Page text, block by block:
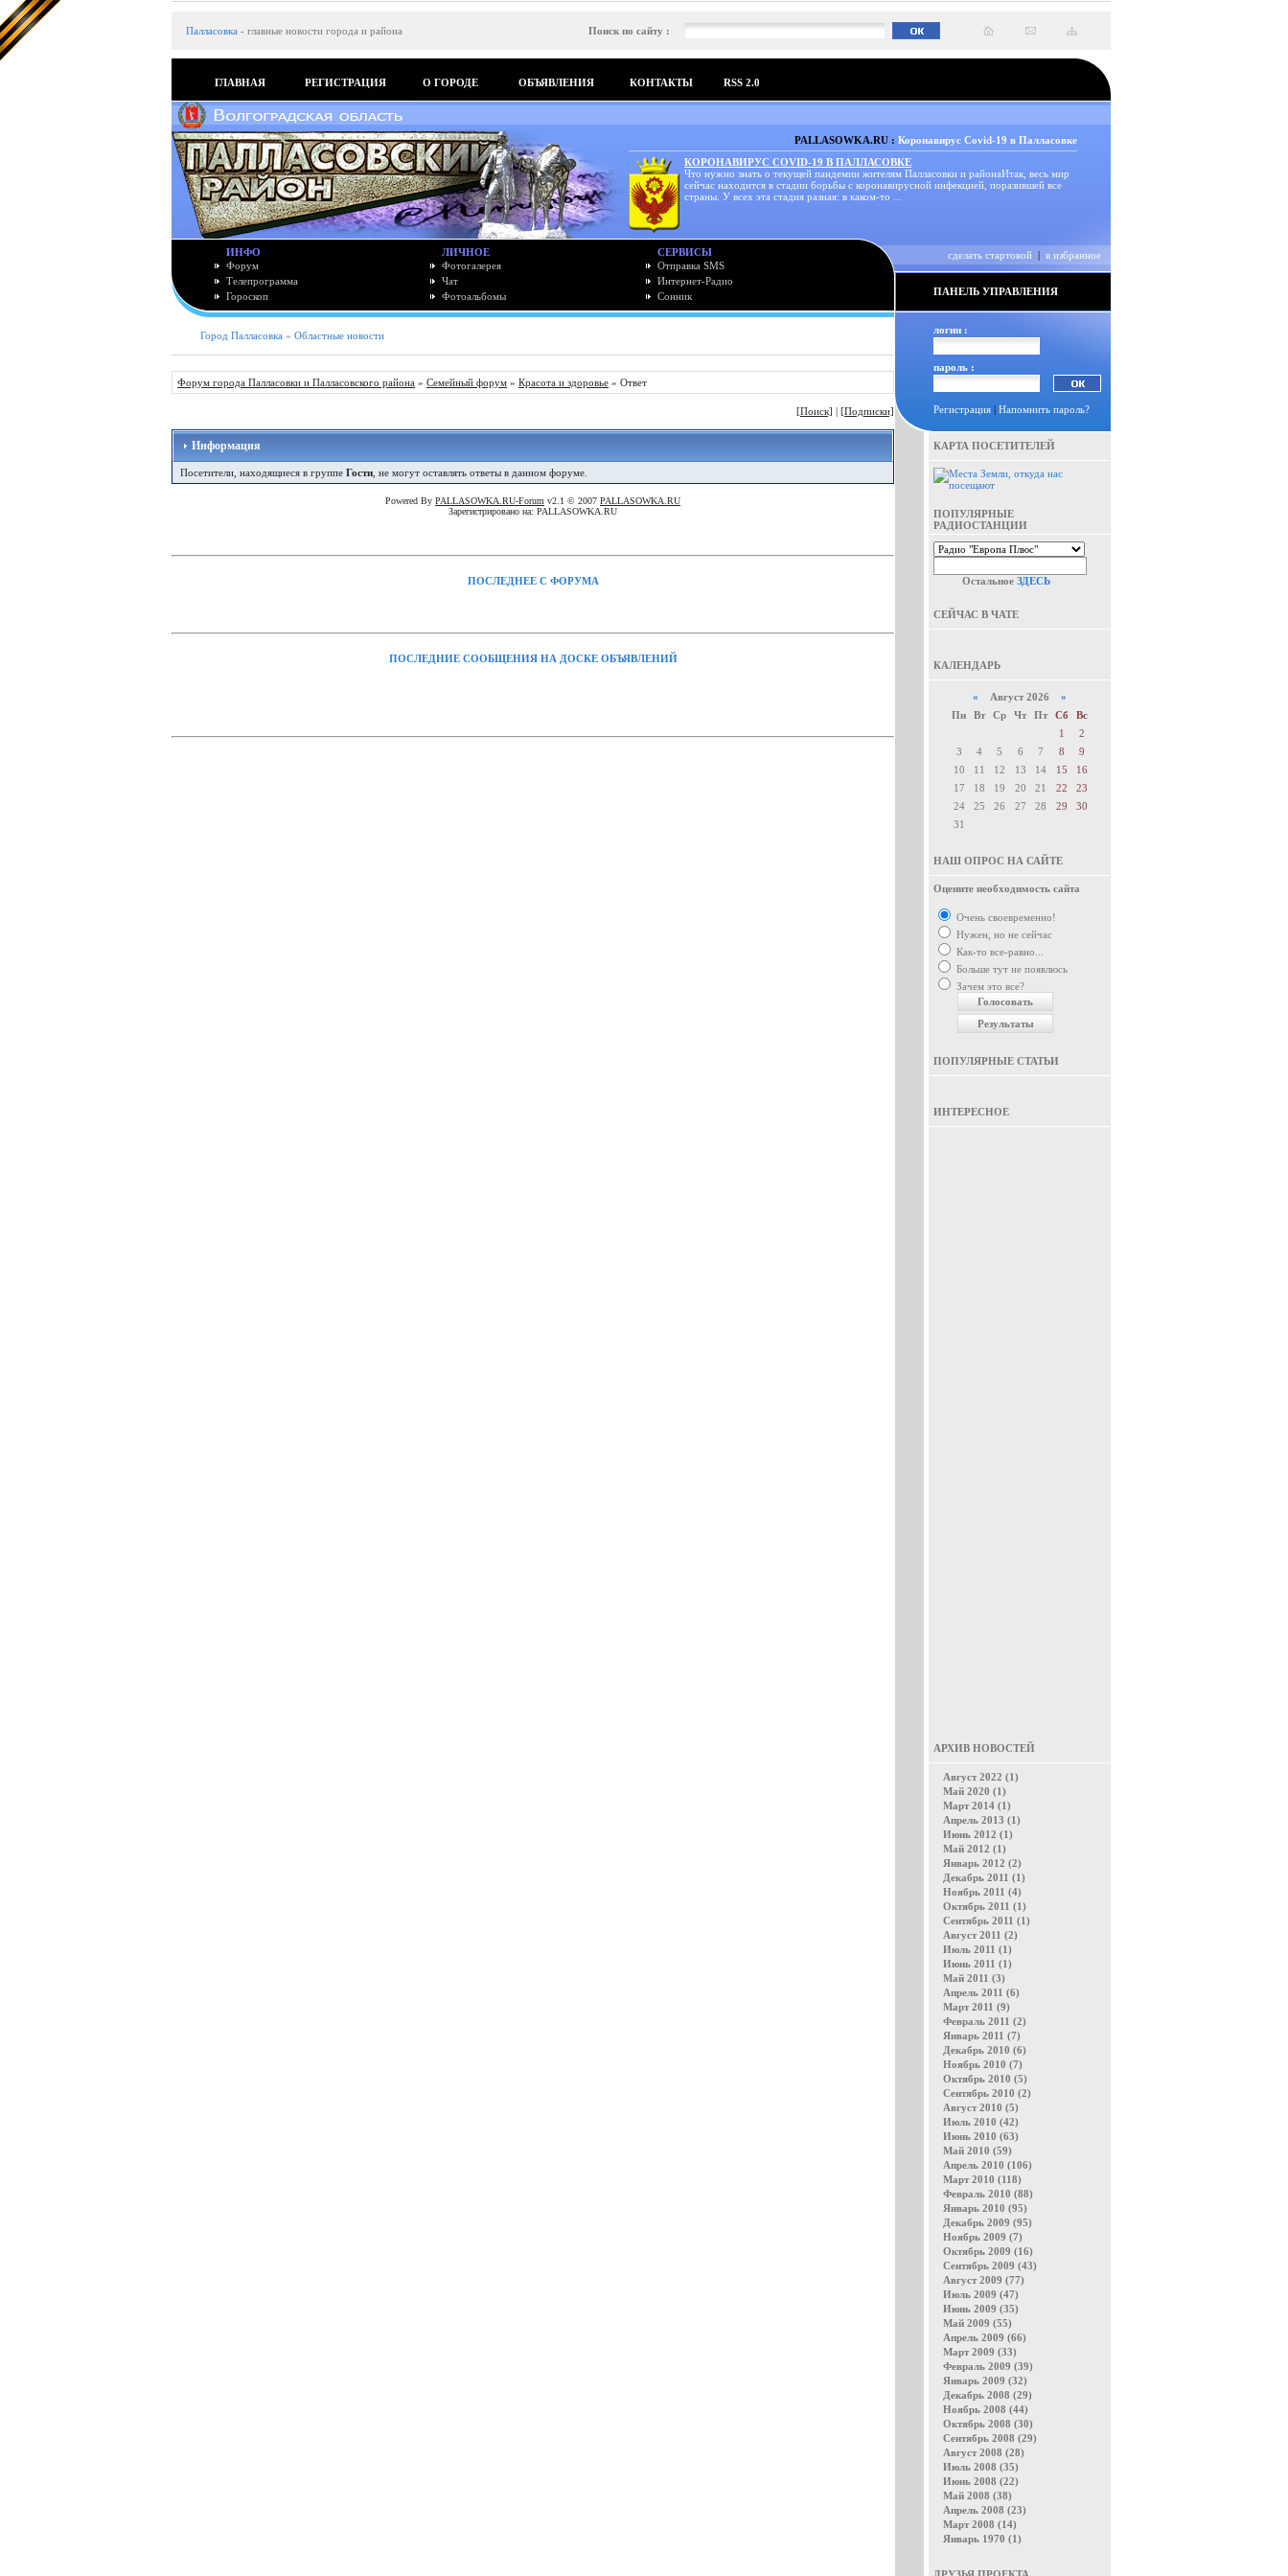
Палласовка - главные новости города и района Поиск по сайту :
ГЛАВНАЯ РЕГИСТРАЦИЯ О ГОРОДЕ ОБЪЯВЛЕНИЯ КОНТАКТЫ RSS 2.0
PALLASOWKA.RU : Коронавирус Covid-19 в Палласовке
КОРОНАВИРУС COVID-19 В ПАЛЛАСОВКЕ
Что нужно знать о текущей пандемии жителям Палласовки и районаИтак, весь мир
сейчас находится в стадии борьбы с коронавирусной инфекцией, поразившей все
страны. У всех эта стадия разная: в каком-то ...
ИНФО
Форум
Телепрограмма
Гороскоп
ЛИЧНОЕ
Фотогалерея
Чат
Фотоальбомы
СЕРВИСЫ
Отправка SMS
Интернет-Радио
Сонник
сделать стартовой | в избранное
ПАНЕЛЬ УПРАВЛЕНИЯ
Город Палласовка » Областные новости
Форум города Палласовки и Палласовского района » Семейный форум » Красота и здоровье » Ответ
[Поиск] | [Подписки]
Информация
Посетители, находящиеся в группе Гости , не могут оставлять ответы в данном форуме.
Powered By PALLASOWKA.RU-Forum v2.1 © 2007 PALLASOWKA.RU
Зарегистрировано на: PALLASOWKA.RU
ПОСЛЕДНЕЕ С ФОРУМА
ПОСЛЕДНИЕ СООБЩЕНИЯ НА ДОСКЕ ОБЪЯВЛЕНИЙ
логин :
пароль :
Регистрация | Напомнить пароль?
КАРТА ПОСЕТИТЕЛЕЙ
ПОПУЛЯРНЫЕ
РАДИОСТАНЦИИ
Остальное ЗДЕСЬ
СЕЙЧАС В ЧАТЕ
КАЛЕНДАРЬ
« Август 2026 »
Пн
Вт Ср Чт Пт Сб
Вс
1
2
3
4 5 6 7 8
9
10
11 12 13 14 15
16
17
18 19 20 21 22
23
24
25 26 27 28 29
30
31
НАШ ОПРОС НА САЙТЕ
Оцените необходимость сайта
Очень своевременно!
Нужен, но не сейчас
Как-то все-равно...
Больше тут не появлюсь
Зачем это все?
ПОПУЛЯРНЫЕ СТАТЬИ
ИНТЕРЕСНОЕ
АРХИВ НОВОСТЕЙ
Август 2022 (1)
Май 2020 (1)
Март 2014 (1)
Апрель 2013 (1)
Июнь 2012 (1)
Май 2012 (1)
Январь 2012 (2)
Декабрь 2011 (1)
Ноябрь 2011 (4)
Октябрь 2011 (1)
Сентябрь 2011 (1)
Август 2011 (2)
Июль 2011 (1)
Июнь 2011 (1)
Май 2011 (3)
Апрель 2011 (6)
Март 2011 (9)
Февраль 2011 (2)
Январь 2011 (7)
Декабрь 2010 (6)
Ноябрь 2010 (7)
Октябрь 2010 (5)
Сентябрь 2010 (2)
Август 2010 (5)
Июль 2010 (42)
Июнь 2010 (63)
Май 2010 (59)
Апрель 2010 (106)
Март 2010 (118)
Февраль 2010 (88)
Январь 2010 (95)
Декабрь 2009 (95)
Ноябрь 2009 (7)
Октябрь 2009 (16)
Сентябрь 2009 (43)
Август 2009 (77)
Июль 2009 (47)
Июнь 2009 (35)
Май 2009 (55)
Апрель 2009 (66)
Март 2009 (33)
Февраль 2009 (39)
Январь 2009 (32)
Декабрь 2008 (29)
Ноябрь 2008 (44)
Октябрь 2008 (30)
Сентябрь 2008 (29)
Август 2008 (28)
Июль 2008 (35)
Июнь 2008 (22)
Май 2008 (38)
Апрель 2008 (23)
Март 2008 (14)
Январь 1970 (1)